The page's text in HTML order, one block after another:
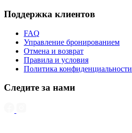
Поддержка клиентов
FAQ
Управление бронированием
Отмена и возврат
Правила и условия
Политика конфиденциальности
Следите за нами